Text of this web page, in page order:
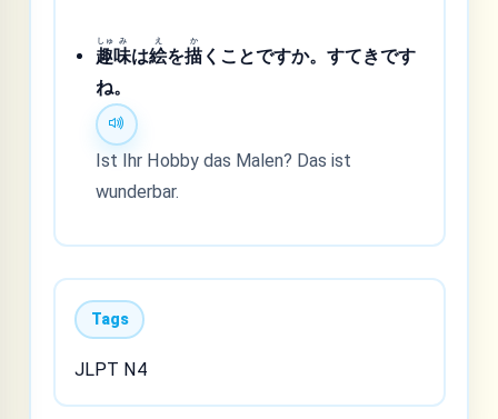
趣
しゅ
味
み
は絵
え
を描
か
くことですか。すてきです
ね。
Ist Ihr Hobby das Malen? Das ist
wunderbar.
Tags
JLPT N4